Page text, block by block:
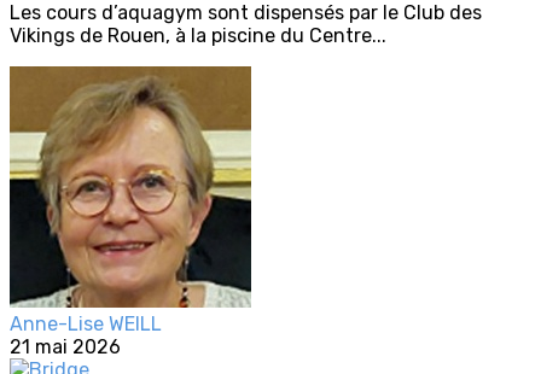
Les cours d’aquagym sont dispensés par le Club des
Vikings de Rouen, à la piscine du Centre...
Anne-Lise WEILL
21 mai 2026